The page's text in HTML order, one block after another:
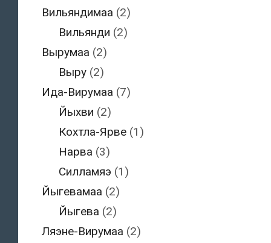
Вильяндимаа (2)
Вильянди (2)
Вырумаа (2)
Выру (2)
Ида-Вирумаа (7)
Йыхви (2)
Кохтла-Ярве (1)
Нарва (3)
Силламяэ (1)
Йыгевамаа (2)
Йыгева (2)
Ляэне-Вирумаа (2)